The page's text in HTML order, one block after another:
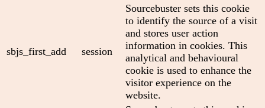
sbjs_first_add session
Sourcebuster sets this cookie
to identify the source of a visit
and stores user action
information in cookies. This
analytical and behavioural
cookie is used to enhance the
visitor experience on the
website.